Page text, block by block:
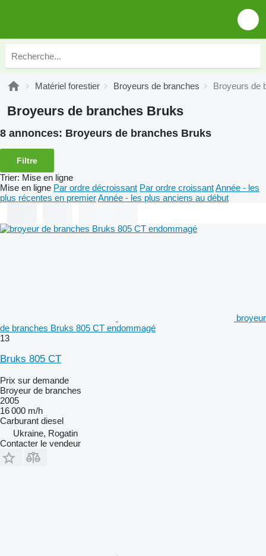
Matériel forestier Broyeurs de branches Broyeurs de
Broyeurs de branches Bruks
8 annonces: Broyeurs de branches Bruks
Filtre
Trier: Mise en ligne
Mise en ligne Par ordre décroissant Par ordre croissantAnnée - les
plus récentes en premierAnnée - les plus anciens au début
broyeur
de branches Bruks 805 CT endommagé
13
Bruks 805 CT
Prix sur demande
Broyeur de branches
2005
16 000 m/h
Carburant diesel
Ukraine, Rogatin
Contacter le vendeur